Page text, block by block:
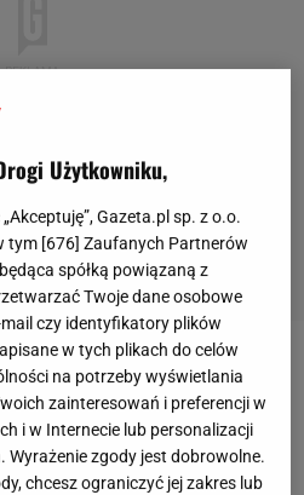
Sam na Sam": Kiedyś
rodziny, bo to
himalaisty. Zmieniłem
Użytkowniku,
Gazeta.pl sp. z o.o.
tym [676] Zaufanych Partnerów
spółką powiązaną z
Twoje dane osobowe
czy identyfikatory plików
w tych plikach do celów
na potrzeby wyświetlania
zainteresowań i preferencji w
i w Internecie lub personalizacji
zgody jest dobrowolne.
chcesz ograniczyć jej zakres lub